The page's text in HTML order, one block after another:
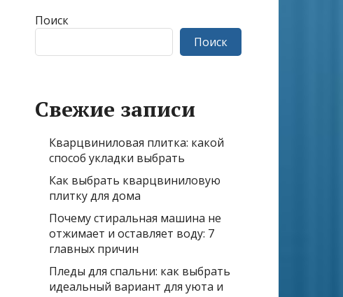
Поиск
Поиск
Свежие записи
Кварцвиниловая плитка: какой
способ укладки выбрать
Как выбрать кварцвиниловую
плитку для дома
Почему стиральная машина не
отжимает и оставляет воду: 7
главных причин
Пледы для спальни: как выбрать
идеальный вариант для уюта и